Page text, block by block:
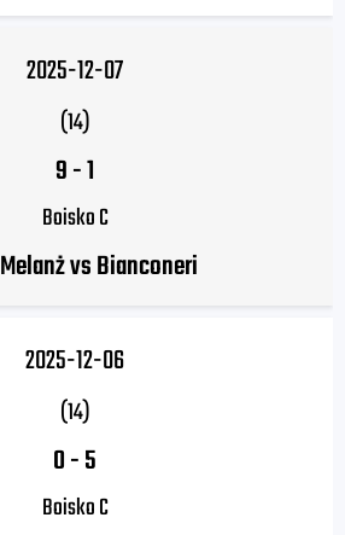
2025-12-07
(14)
9-1
Boisko C
vs Bianconeri
2025-12-06
(14)
0-5
Boisko C